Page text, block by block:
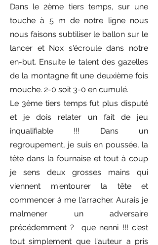
Dans le 2ème tiers temps, sur une
touche à 5 m de notre ligne nous
nous faisons subtiliser le ballon sur le
lancer et Nox s'écroule dans notre
en-but. Ensuite le talent des gazelles
de la montagne fit une deuxième fois
mouche. 2-0 soit 3-0 en cumulé.
Le 3ème tiers temps fut plus disputé
et je dois relater un fait de jeu
inqualifiable !!! Dans un
regroupement, je suis en poussée, la
tête dans la fournaise et tout à coup
je sens deux grosses mains qui
viennent m'entourer la tête et
commencer à me l'arracher. Aurais je
malmener un adversaire
précédemment ? que nenni !!! c'est
tout simplement que l'auteur a pris